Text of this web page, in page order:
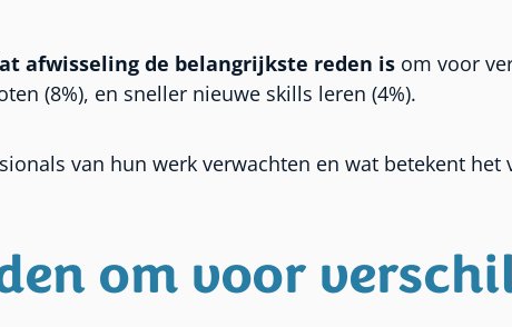
afwisseling de belangrijkste reden is om voor
(8%), en sneller nieuwe skills leren (4%).
van hun werk verwachten en wat betekent het
om voor